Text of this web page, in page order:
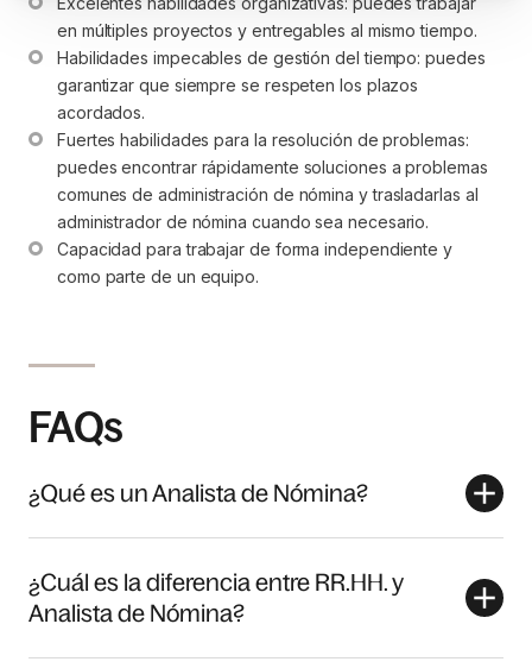
en múltiples proyectos y entregables al mismo tiempo.
Habilidades impecables de gestión del tiempo: puedes
garantizar que siempre se respeten los plazos
acordados.
Fuertes habilidades para la resolución de problemas:
puedes encontrar rápidamente soluciones a problemas
comunes de administración de nómina y trasladarlas al
administrador de nómina cuando sea necesario.
Capacidad para trabajar de forma independiente y
como parte de un equipo.
FAQs
¿Qué es un Analista de Nómina?
¿Cuál es la diferencia entre RR.HH. y
Analista de Nómina?